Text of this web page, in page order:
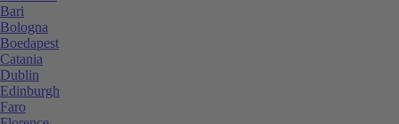
Bari
Bologna
Boedapest
Catania
Dublin
Edinburgh
Faro